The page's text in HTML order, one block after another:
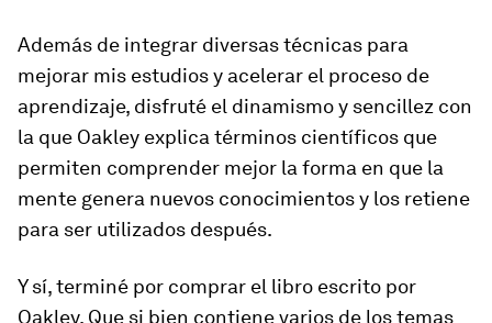
Además de integrar diversas técnicas para
mejorar mis estudios y acelerar el proceso de
aprendizaje, disfruté el dinamismo y sencillez con
la que Oakley explica términos científicos que
permiten comprender mejor la forma en que la
mente genera nuevos conocimientos y los retiene
para ser utilizados después.
Y sí, terminé por comprar el libro escrito por
Oakley. Que si bien contiene varios de los temas